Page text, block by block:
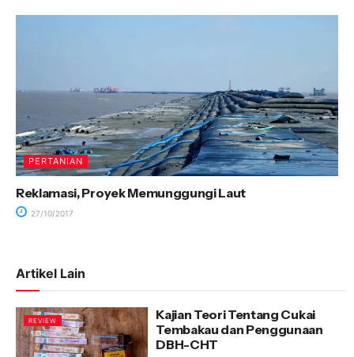
PERTANIAN
Reklamasi, Proyek Memunggungi Laut
27/10/2017
Artikel Lain
REVIEW
Kajian Teori Tentang Cukai
Tembakau dan Penggunaan
DBH-CHT